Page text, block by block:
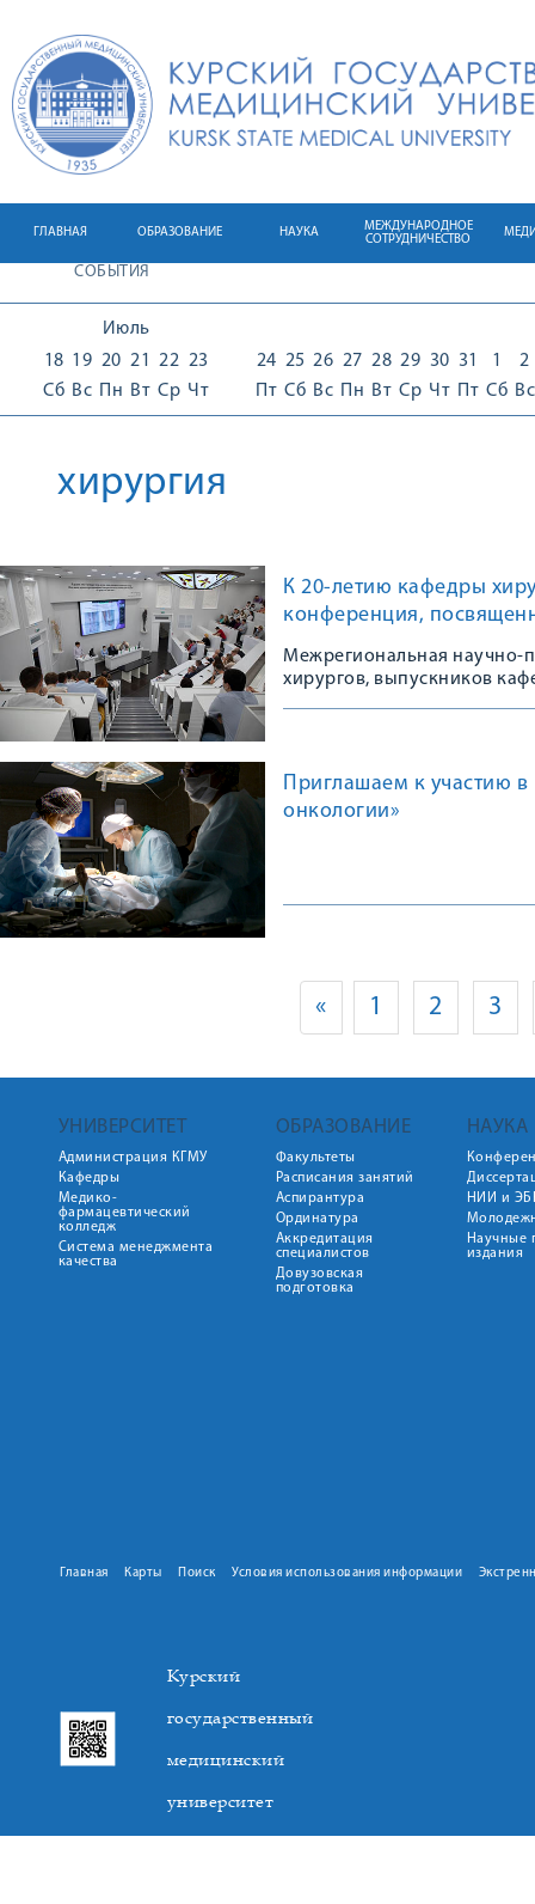
ГЛАВНАЯ ОБРАЗОВАНИЕ НАУКА
МЕЖДУНАРОДНОЕ
СОТРУДНИЧЕСТВО
СОБЫТИЯ
Июль
18
Сб
19
Вс
20
Пн
21
Вт
22
Ср
23
Чт
24
Пт
25
Сб
26
Вс
27
Пн
28
Вт
29
Ср
30
Чт
31
Пт
1
Сб
2
Вс
хирургия
К 20-летию кафедры
конференция,
Межрегиональная научно-
хирургов, выпускников
Приглашаем к участию
онкологии»
« 1 2 3
УНИВЕРСИТЕТ
Администрация КГМУ
Кафедры
Медико-
фармацевтический
колледж
Система менеджмента
качества
ОБРАЗОВАНИЕ
Факультеты
Расписания занятий
Аспирантура
Ординатура
Аккредитация
специалистов
Довузовская
подготовка
НАУКА
НИИ и
Научные
издания
Главная Карты Поиск Условия использования информации
Курский
государственный
медицинский
университет